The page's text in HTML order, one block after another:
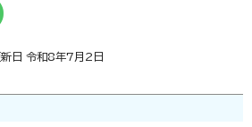
日 令和8年7月2日